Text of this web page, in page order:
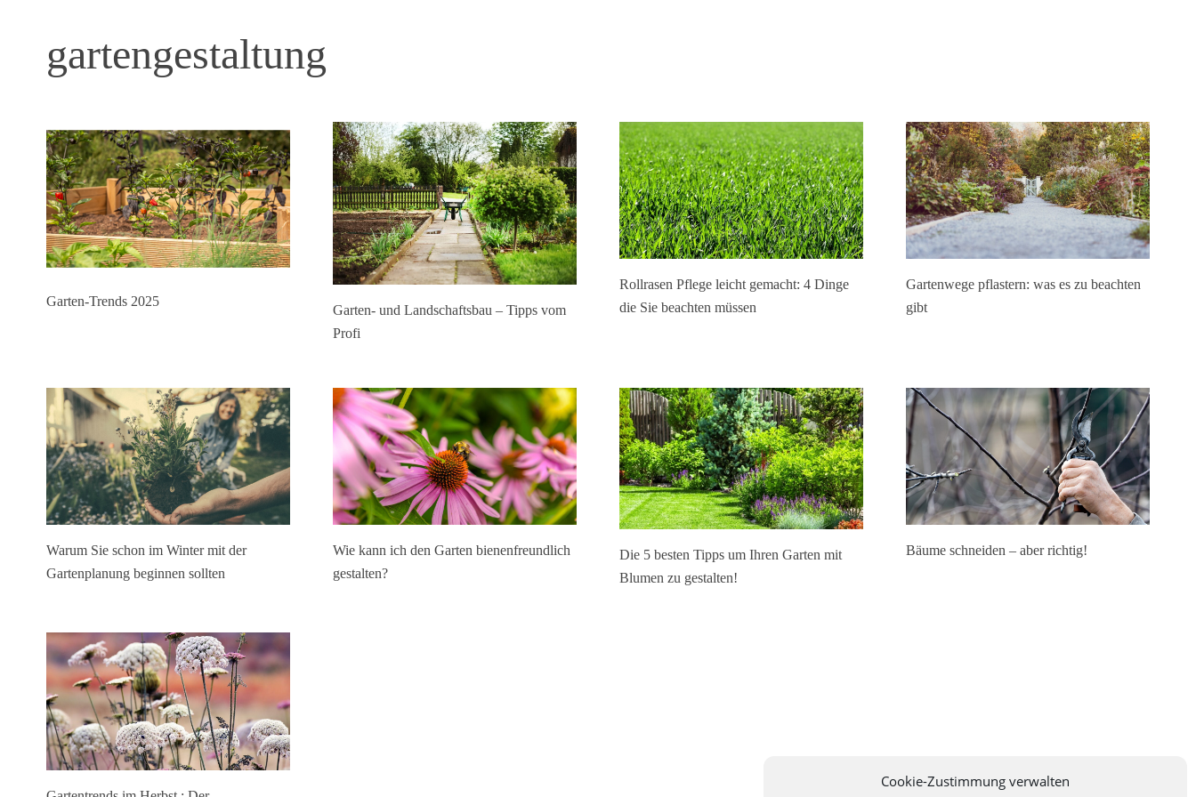
Cookie-Zustimmung verwalten
gartengestaltung
Garten-Trends 2025
Garten- und Landschaftsbau – Tipps vom
Profi
Rollrasen Pflege leicht gemacht: 4 Dinge
die Sie beachten müssen
Gartenwege pflastern: was es zu beachten
gibt
Warum Sie schon im Winter mit der
Gartenplanung beginnen sollten
Wie kann ich den Garten bienenfreundlich
gestalten?
Die 5 besten Tipps um Ihren Garten mit
Blumen zu gestalten!
Bäume schneiden – aber richtig!